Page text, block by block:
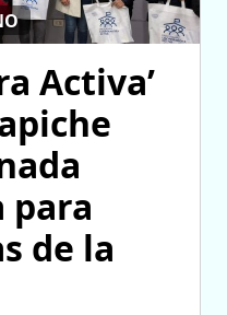
Activa’
de la